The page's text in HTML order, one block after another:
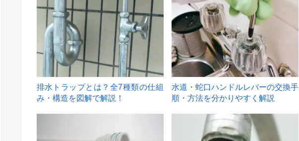
1
排水トラップとは？全7種類の仕組
み・構造を図解で解説！
2
水道・蛇口ハンドルレバーの交換手
順・方法を分かりやすく解説